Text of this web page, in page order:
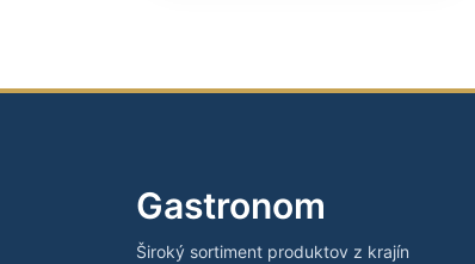
Gastronom
Široký sortiment produktov z krajín